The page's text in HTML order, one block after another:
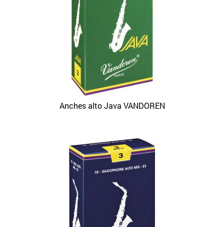
Anches alto Java VANDOREN